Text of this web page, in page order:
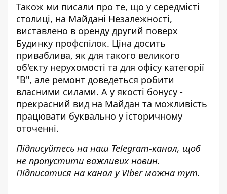
Також ми писали про те, що у середмісті
столиці, на Майдані Незалежності,
виставлено в оренду другий поверх
Будинку профспілок. Ціна досить
приваблива, як для такого великого
об'єкту нерухомості та для офісу категорії
"В", але ремонт доведеться робити
власними силами. А у якості бонусу -
прекрасний вид на Майдан та можливість
працювати буквально у історичному
оточенні.
Підписуйтесь на наш Telegram-канал, щоб
не пропустити важливих новин.
Підписатися на канал у Viber можна тут.